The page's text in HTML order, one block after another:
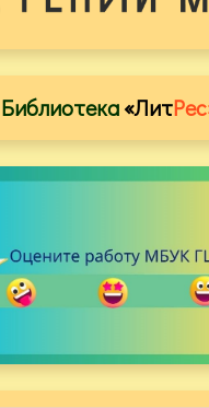
Библиотека«Лит